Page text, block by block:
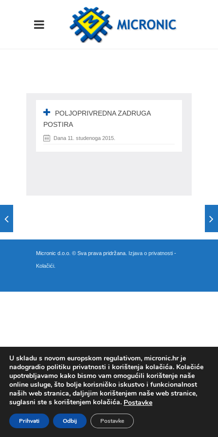
POLJOPRIVREDNA ZADRUGA
POSTIRA
Dana 11. studenoga 2015.
Micronic d.o.o. © Sva prava pridržana. Izjava o privatnosti -
Kolačići
U skladu s novom europskom regulativom, micronic.hr je
nadogradio politiku privatnosti i korištenja kolačića. Kolačiće
upotrebljavamo kako bismo vam omogućili korištenje naše
online usluge, što bolje korisničko iskustvo i funkcionalnost
naših web stranica, daljnjim korištenjem naše web stranice,
suglasni ste s korištenjem kolačića. Postavke
Prihvati Odbij Postavke